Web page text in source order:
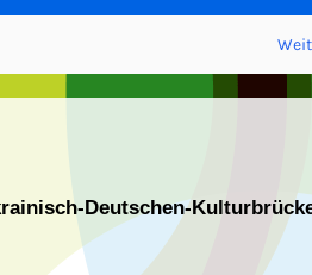
Deutschen-